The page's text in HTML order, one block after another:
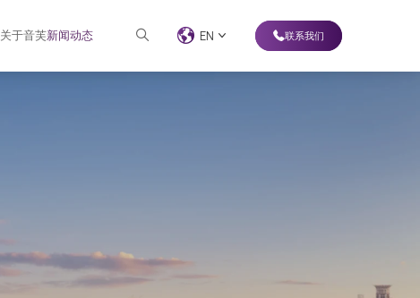
关于音芙新闻动态 EN 联系我们